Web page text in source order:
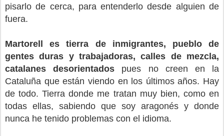
pisarlo de cerca, para entenderlo desde alguien de
fuera.
Martorell es tierra de inmigrantes, pueblo de
gentes duras y trabajadoras, calles de mezcla,
catalanes desorientados pues no creen en la
Cataluña que están viendo en los últimos años. Hay
de todo. Tierra donde me tratan muy bien, como en
todas ellas, sabiendo que soy aragonés y donde
nunca he tenido problemas con el idioma.